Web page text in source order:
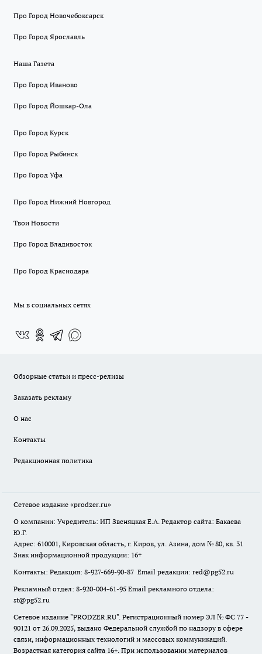
Про Город Новочебоксарск
Про Город Ярославль
Наша Газета
Про Город Иваново
Про Город Йошкар-Ола
Про Город Курск
Про Город Рыбинск
Про Город Уфа
Про Город Нижний Новгород
Твои Новости
Про Город Владивосток
Про Город Краснодара
Мы в социальных сетях
Обзорные статьи и пресс-релизы
Заказать рекламу
О нас
Контакты
Редакционная политика
Сетевое издание «prodzer.ru»
О компании: Учредитель: ИП Звеняцкая Е.А. Редактор сайта: Бакаева
Ю.Г.
Адрес: 610001, Кировская область, г. Киров, ул. Азина, дом № 80, кв. 31
Знак информационной продукции: 16+
Контакты: Редакция: 8-927-669-90-87 Email редакции: red@pg52.ru
Рекламный отдел: 8-920-004-61-95 Email рекламного отдела:
st@pg52.ru
Сетевое издание "PRODZER.RU". Регистрационный номер ЭЛ № ФС 77 -
90121 от 26.09.2025, выдано Федеральной службой по надзору в сфере
связи, информационных технологий и массовых коммуникаций.
Возрастная категория сайта 16+. При использовании материалов